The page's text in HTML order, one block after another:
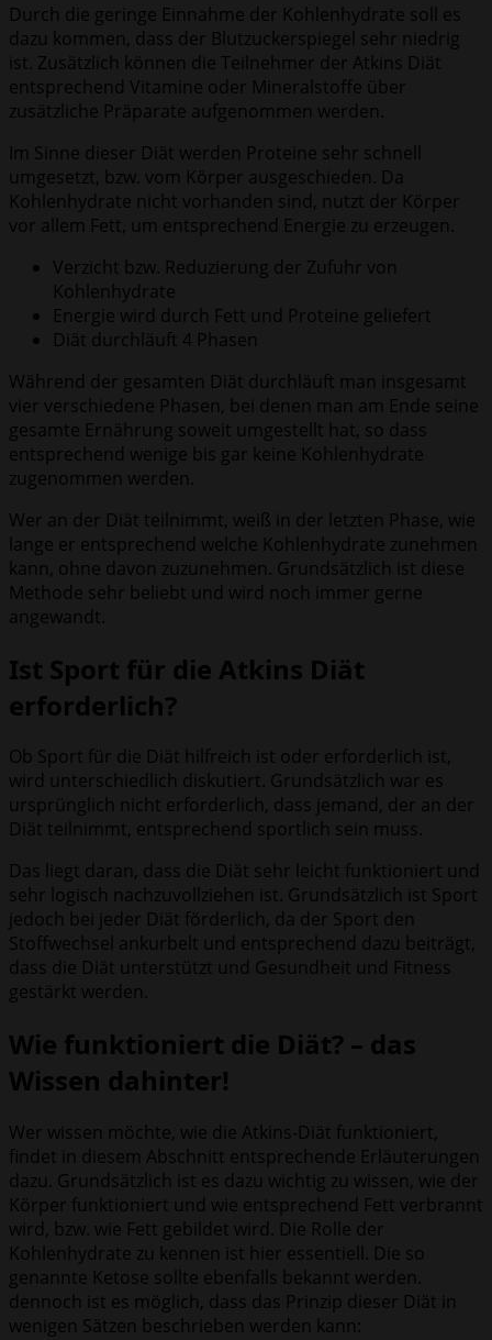
Durch die geringe Einnahme der Kohlenhydrate soll es
dazu kommen, dass der Blutzuckerspiegel sehr niedrig
ist. Zusätzlich können die Teilnehmer der Atkins Diät
entsprechend Vitamine oder Mineralstoffe über
zusätzliche Präparate aufgenommen werden.
Im Sinne dieser Diät werden Proteine sehr schnell
umgesetzt, bzw. vom Körper ausgeschieden. Da
Kohlenhydrate nicht vorhanden sind, nutzt der Körper
vor allem Fett, um entsprechend Energie zu erzeugen.
Verzicht bzw. Reduzierung der Zufuhr von
Kohlenhydrate
Energie wird durch Fett und Proteine geliefert
Diät durchläuft 4 Phasen
Während der gesamten Diät durchläuft man insgesamt
vier verschiedene Phasen, bei denen man am Ende seine
gesamte Ernährung soweit umgestellt hat, so dass
entsprechend wenige bis gar keine Kohlenhydrate
zugenommen werden.
Wer an der Diät teilnimmt, weiß in der letzten Phase, wie
lange er entsprechend welche Kohlenhydrate zunehmen
kann, ohne davon zuzunehmen. Grundsätzlich ist diese
Methode sehr beliebt und wird noch immer gerne
angewandt.
Ist Sport für die Atkins Diät
erforderlich?
Ob Sport für die Diät hilfreich ist oder erforderlich ist,
wird unterschiedlich diskutiert. Grundsätzlich war es
ursprünglich nicht erforderlich, dass jemand, der an der
Diät teilnimmt, entsprechend sportlich sein muss.
Das liegt daran, dass die Diät sehr leicht funktioniert und
sehr logisch nachzuvollziehen ist. Grundsätzlich ist Sport
jedoch bei jeder Diät förderlich, da der Sport den
Stoffwechsel ankurbelt und entsprechend dazu beiträgt,
dass die Diät unterstützt und Gesundheit und Fitness
gestärkt werden.
Wie funktioniert die Diät? – das
Wissen dahinter!
Wer wissen möchte, wie die Atkins-Diät funktioniert,
findet in diesem Abschnitt entsprechende Erläuterungen
dazu. Grundsätzlich ist es dazu wichtig zu wissen, wie der
Körper funktioniert und wie entsprechend Fett verbrannt
wird, bzw. wie Fett gebildet wird. Die Rolle der
Kohlenhydrate zu kennen ist hier essentiell. Die so
genannte Ketose sollte ebenfalls bekannt werden.
dennoch ist es möglich, dass das Prinzip dieser Diät in
wenigen Sätzen beschrieben werden kann: